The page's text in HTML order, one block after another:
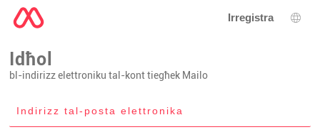
Irregistra
Idħol
bl-indirizz elettroniku tal-kont tiegħek Mailo